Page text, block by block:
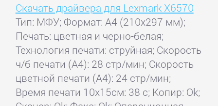
Скачать драйвера для Lexmark X6570
Тип: МФУ; Формат: A4 (210x297 мм);
Печать: цветная и черно-белая;
Технология печати: струйная; Скорость
ч/б печати (А4): 28 стр/мин; Скорость
цветной печати (А4): 24 стр/мин;
Время печати 10x15см: 38 с; Копир: Ok;